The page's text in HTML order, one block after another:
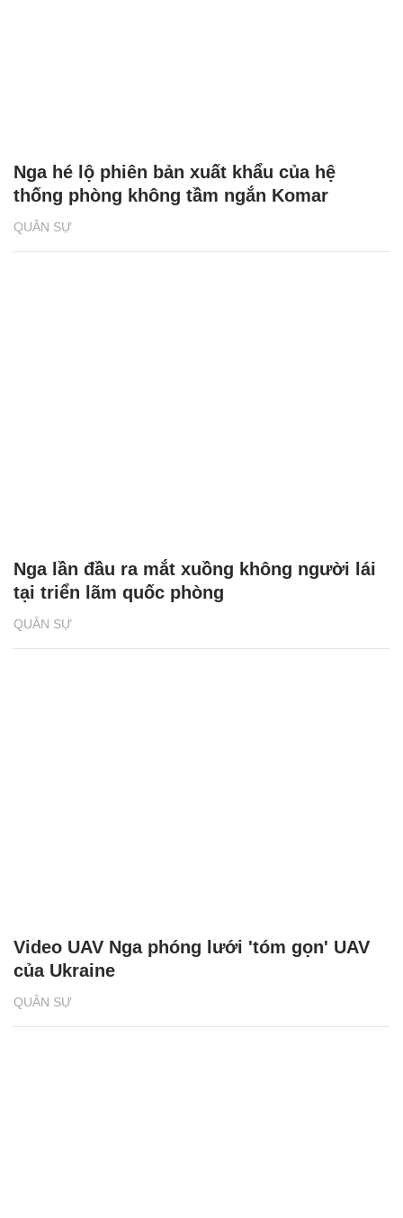
QUÂN SỰ
Nga hé lộ phiên bản xuất khẩu của hệ
thống phòng không tầm ngắn Komar
QUÂN SỰ
Nga lần đầu ra mắt xuồng không người lái
tại triển lãm quốc phòng
QUÂN SỰ
Video UAV Nga phóng lưới 'tóm gọn' UAV
của Ukraine